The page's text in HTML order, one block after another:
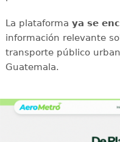
La plataforma ya se
información relevante
transporte público
Guatemala.